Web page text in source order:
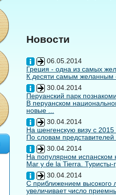
Новости
06.05.2014
Греция - одна из самых
К десяти самым желанным
30.04.2014
Перуанский парк
В перуанском
новые ...
30.04.2014
На шенгенскую визу с 2015
По словам
30.04.2014
На популярном испанском
Mar y de la Tierra. Туристы-
30.04.2014
С приближением высокого
увеличивает число